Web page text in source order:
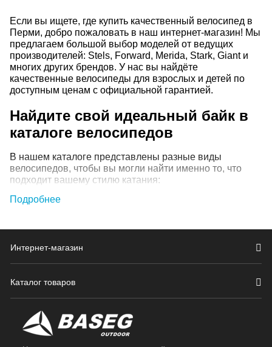
Если вы ищете, где купить качественный велосипед в
Перми, добро пожаловать в наш интернет-магазин! Мы
предлагаем большой выбор моделей от ведущих
производителей: Stels, Forward, Merida, Stark, Giant и
многих других брендов. У нас вы найдёте
качественные велосипеды для взрослых и детей по
доступным ценам с официальной гарантией.
Найдите свой идеальный байк в
каталоге велосипедов
В нашем каталоге представлены разные виды
велосипедов, чтобы вы могли найти именно то, что
подходит вашему стилю катания:
Горные велосипеды (MTB)
или двухподвесы с задней амортизацией),
передач (скоростей).
на работу, прогулок по паркам и велодорожкам.
Они отличаются удобной посадкой, лёгким весом,
часто комплектуются багажником, крыльями и
Подробнее
Интернет-магазин
Каталог товаров